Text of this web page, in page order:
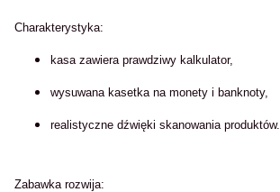
Charakterystyka:
kasa zawiera prawdziwy kalkulator,
wysuwana kasetka na monety i banknoty,
realistyczne dźwięki skanowania produktów.
Zabawka rozwija: